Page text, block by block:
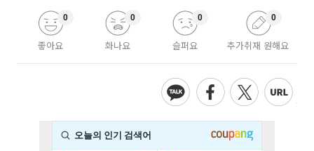
좋아요
0
화나요
0
슬퍼요
0
추가취재 원해요
0